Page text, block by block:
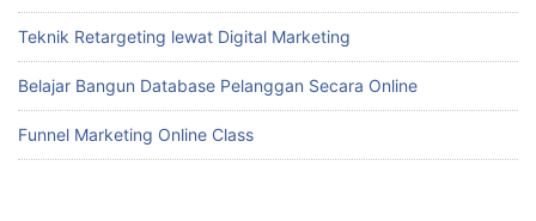
Teknik Retargeting lewat Digital Marketing
Belajar Bangun Database Pelanggan Secara Online
Funnel Marketing Online Class